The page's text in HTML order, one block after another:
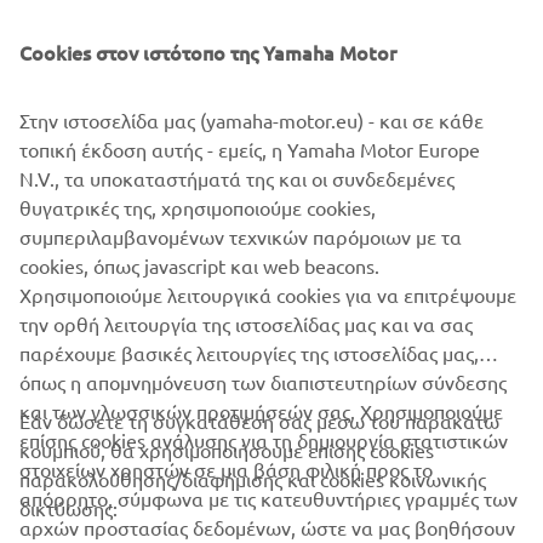
With its sporty chassis and strong all-round performance,
this is also an ideal motorcycle for those riders who want a
Check 2020 MT-125 »
ΕΤΑΙΡΕΊΑ
B2B
ΠΕΡΙΣΣΌΤΕΡΑ YAMAHA
Cookies στον ιστότοπο της Yamaha Motor
Στην ιστοσελίδα μας (yamaha-motor.eu) - και σε κάθε
τοπική έκδοση αυτής - εμείς, η Yamaha Motor Europe
N.V., τα υποκαταστήματά της και οι συνδεδεμένες
θυγατρικές της, χρησιμοποιούμε cookies,
συμπεριλαμβανομένων τεχνικών παρόμοιων με τα
cookies, όπως javascript και web beacons.
Χρησιμοποιούμε λειτουργικά cookies για να επιτρέψουμε
την ορθή λειτουργία της ιστοσελίδας μας και να σας
παρέχουμε βασικές λειτουργίες της ιστοσελίδας μας,
όπως η απομνημόνευση των διαπιστευτηρίων σύνδεσης
και των γλωσσικών προτιμήσεών σας. Χρησιμοποιούμε
επίσης cookies ανάλυσης για τη δημιουργία στατιστικών
στοιχείων χρηστών σε μια βάση φιλική προς το
απόρρητο, σύμφωνα με τις κατευθυντήριες γραμμές των
αρχών προστασίας δεδομένων, ώστε να μας βοηθήσουν
Εάν δώσετε τη συγκατάθεσή σας μέσω του παρακάτω
κουμπιού, θα χρησιμοποιήσουμε επίσης cookies
παρακολούθησης/διαφήμισης και cookies κοινωνικής
δικτύωσης: